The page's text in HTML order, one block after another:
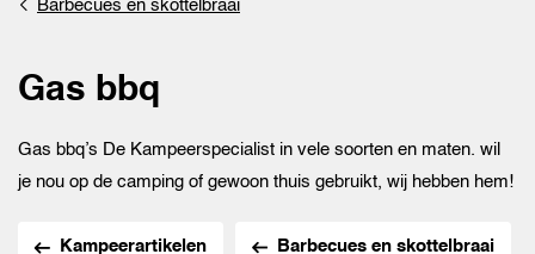
Barbecues en skottelbraai
Gas bbq
Gas bbq’s De Kampeerspecialist in vele soorten en maten. wil
je nou op de camping of gewoon thuis gebruikt, wij hebben hem!
Kampeerartikelen Barbecues en skottelbraai